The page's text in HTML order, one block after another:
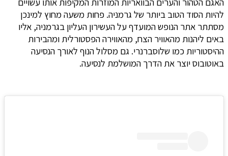
להיות הסוד הטוב ביותר של גרמניה. פחות משעה מחוץ למינכן
מסתתר אתר הנופש המועדף על העשירון העליון בגרמניה, אליו
באים ליהנות מהאוויר הצח, מהאווירה הפסטורלית ומהבירות
ההיסטוריות כמו שלוסברנרי. גם מסלול הנוף לאורך הנסיעה
באוטובוס יוצר את הדרך המושלמת לנסיעה.